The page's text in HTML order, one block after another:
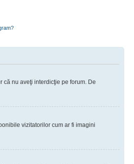
că nu aveţi interdicţie pe forum. De
vizitatorilor cum ar fi imagini